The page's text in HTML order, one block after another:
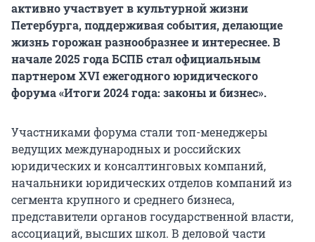
активно участвует в культурной жизни
Петербурга, поддерживая события, делающие
жизнь горожан разнообразнее и интереснее. В
начале 2025 года БСПБ стал официальным
партнером ХVI ежегодного юридического
форума «Итоги 2024 года: законы и бизнес».
Участниками форума стали топ-менеджеры
ведущих международных и российских
юридических и консалтинговых компаний,
начальники юридических отделов компаний из
сегмента крупного и среднего бизнеса,
представители органов государственной власти,
ассоциаций, высших школ. В деловой части